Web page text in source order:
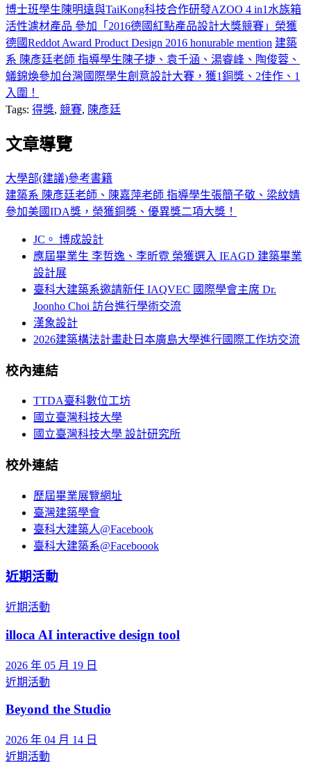
博士班學生陳明遠與TaiKong科技合作研發AZOO 4 in1水族箱
活性濾材產品 參加「2016德國紅點產品設計大獎競賽」榮獲
德國Reddot Award Product Design 2016 honurable mention 建築
系 陳彥廷老師 指導學生陳子捷、袁千涵、湯睿峰、陶俊蓉、
蟻錦煥參加台灣國際學生創意設計大賽，獲1銅獎、2佳作、1
入圍！
Tags: 得獎, 競賽, 陳彥廷
文章導覽
大學部(建議)參考書籍
建築系 陳彥廷老師、陳嘉萍老師 指導學生張簡子敬、梁紋婧
參加美國IDA獎，榮獲銅獎、優異獎二項大獎！
JC。 博成設計
應屆畢業生 李哲逸、李昕霓 榮獲選入 IEAGD 建築畢業
設計展
臺科大建築系邀請新任 IAQVEC 國際學會主席 Dr.
Joonho Choi 訪台進行學術交流
漢象設計
2026建築構法計畫赴日本廣島大學進行國際工作坊交流
校內連結
TTDA臺科數位工坊
國立臺灣科技大學
國立臺灣科技大學 設計研究所
校外連結
歷屆畢業展覽網址
臺灣建築學會
臺科大建築人@Facebook
臺科大建築系@Faceboook
近期活動
近期活動
illoca AI interactive design tool
2026 年 05 月 19 日
近期活動
Beyond the Studio
2026 年 04 月 14 日
近期活動